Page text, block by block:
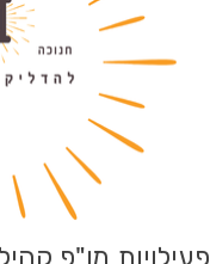
פעילויות מו"פ